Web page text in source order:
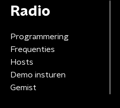
Radio
Programmering
Frequenties
Hosts
Demo insturen
Gemist